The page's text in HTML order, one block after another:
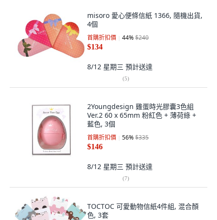
misoro 愛心便條信紙 1366, 隨機出貨,
4個
首購折扣價 44%$240
$134
8/12 星期三 預計送達
(5)
2Youngdesign 雞蛋時光膠囊3色組
Ver.2 60 x 65mm 粉紅色 + 薄荷綠 +
藍色, 3個
首購折扣價 56%$335
$146
8/12 星期三 預計送達
(7)
TOCTOC 可愛動物信紙4件組, 混合顏
色, 3套